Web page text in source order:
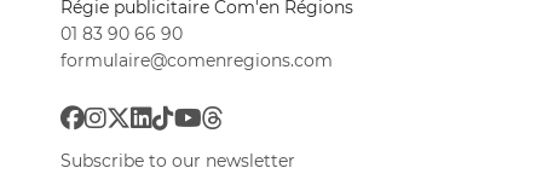
Régie publicitaire Com'en Régions
01 83 90 66 90
formulaire@comenregions.com
Subscribe to our newsletter